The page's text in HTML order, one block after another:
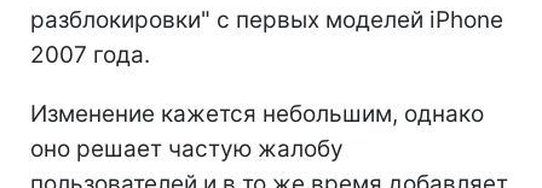
разблокировки" с первых моделей iPhone
2007 года.
Изменение кажется небольшим, однако
оно решает частую жалобу